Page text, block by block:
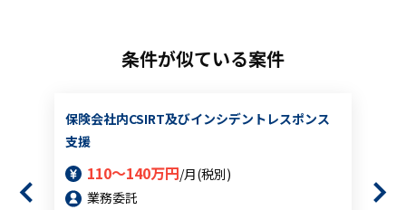
条件が似ている案件
保険会社内CSIRT及びインシデントレスポンス
支援
110～140万円/月(税別)
業務委託